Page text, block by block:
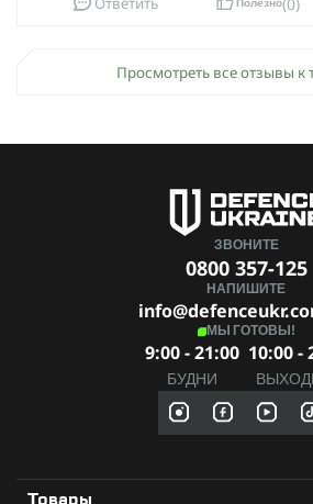
Полезно
Просмотреть все отзывы к
ЗВОНИТЕ
0800 357-125
НАПИШИТЕ
МЫ ГОТОВЫ!
9:00 - 21:00
БУДНИ
10:00 -